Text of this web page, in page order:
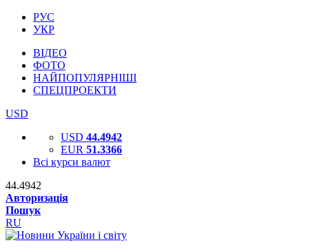
РУС
УКР
ВІДЕО
ФОТО
НАЙПОПУЛЯРНІШІ
СПЕЦПРОЕКТИ
USD
USD 44.4942
EUR 51.3366
Всі курси валют
44.4942
Авторизація
Пошук
RU